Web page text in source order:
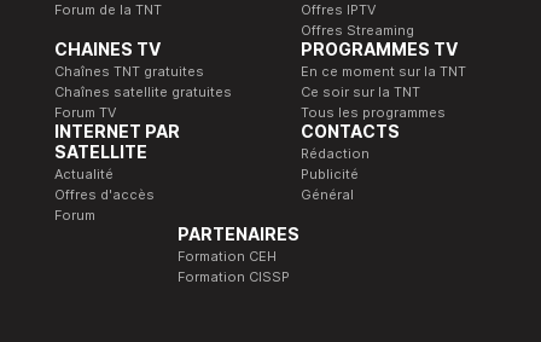
Forum de la TNT
Offres IPTV
Offres Streaming
CHAINES TV
Chaînes TNT gratuites
Chaînes satellite gratuites
Forum TV
PROGRAMMES TV
En ce moment sur la TNT
Ce soir sur la TNT
Tous les programmes
INTERNET PAR
SATELLITE
Actualité
Offres d'accès
Forum
CONTACTS
Rédaction
Publicité
Général
PARTENAIRES
Formation CEH
Formation CISSP